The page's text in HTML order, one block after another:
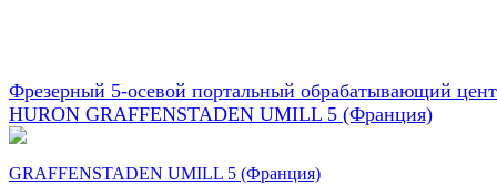
Фрезерный 5-осевой портальный обрабатывающий
HURON GRAFFENSTADEN UMILL 5 (Франция)